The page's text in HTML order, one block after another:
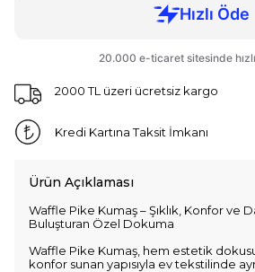
2000 TL üzeri ücretsiz kargo
Kredi Kartına Taksit İmkanı
Ürün Açıklaması
Waffle Pike Kumaş – Şıklık, Konfor ve
Buluşturan Özel Dokuma
Waffle Pike Kumaş, hem estetik
konfor sunan yapısıyla ev tekstilinde